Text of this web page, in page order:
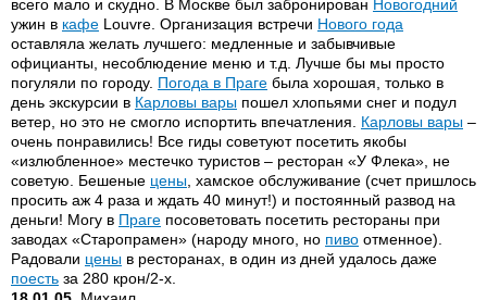
всего мало и скудно. В Москве был забронирован Новогодний
ужин в кафе Louvre. Организация встречи Нового года
оставляла желать лучшего: медленные и забывчивые
официанты, несоблюдение меню и т.д. Лучше бы мы просто
погуляли по городу. Погода в Праге была хорошая, только в
день экскурсии в Карловы вары пошел хлопьями снег и подул
ветер, но это не смогло испортить впечатления. Карловы вары –
очень понравились! Все гиды советуют посетить якобы
«излюбленное» местечко туристов – ресторан «У Флека», не
советую. Бешеные цены , хамское обслуживание (счет пришлось
просить аж 4 раза и ждать 40 минут!) и постоянный развод на
деньги! Могу в Праге посоветовать посетить рестораны при
заводах «Старопрамен» (народу много, но пиво отменное).
Радовали цены в ресторанах, в один из дней удалось даже
поесть за 280 крон/2-х.